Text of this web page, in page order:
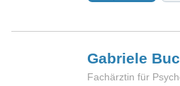
Gabriele
Fachärztin für